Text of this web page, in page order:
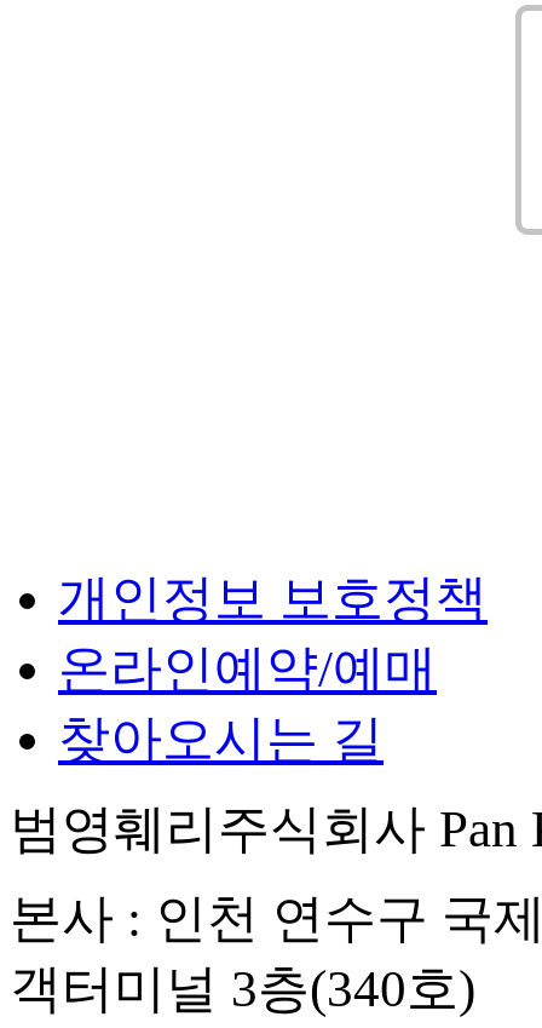
개인정보 보호정책
온라인예약/예매
찾아오시는 길
범영훼리주식회사 Pan
본사 : 인천 연수구 국
객터미널 3층(340호)